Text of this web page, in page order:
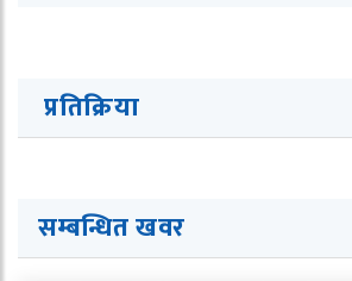
प्रतिक्रिया
सम्बन्धित खवर